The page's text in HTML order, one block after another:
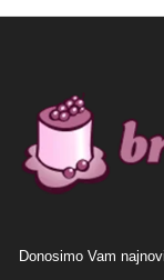
Donosimo Vam